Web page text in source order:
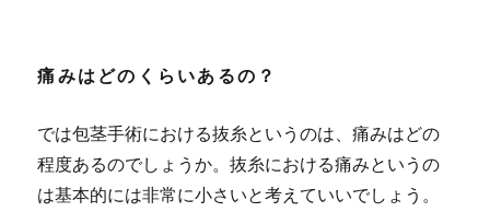
痛みはどのくらいあるの？
では包茎手術における抜糸というのは、痛みはどの
程度あるのでしょうか。抜糸における痛みというの
は基本的には非常に小さいと考えていいでしょう。